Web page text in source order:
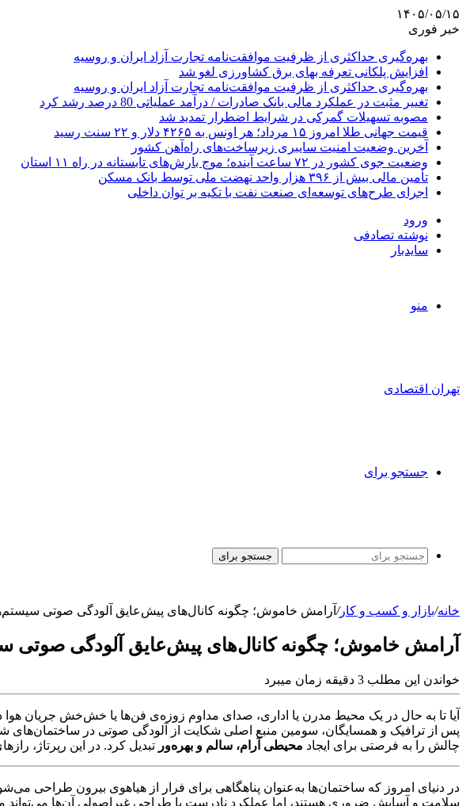
۱۴۰۵/۰۵/۱۵
خبر فوری
بهره‌گیری حداکثری از ظرفیت موافقت‌نامه تجارت آزاد ایران و روسیه
افزایش پلکانی تعرفه بهای برق کشاورزی لغو شد
بهره‌گیری حداکثری از ظرفیت موافقت‌نامه تجارت آزاد ایران و روسیه
تغییر مثبت در عملکرد مالی بانک صادرات / درآمد عملیاتی 80 درصد رشد کرد
مصوبه تسهیلات گمرکی در شرایط اضطرار تمدید شد
قیمت جهانی طلا امروز ۱۵ مرداد؛ هر اونس به ۴۲۶۵ دلار و ۲۲ سنت رسید
آخرین وضعیت امنیت سایبری زیرساخت‌های راه‌آهن کشور
وضعیت جوی کشور در ۷۲ ساعت آینده؛ موج بارش‌های تابستانه در راه ۱۱ استان
تأمین مالی بیش از ۳۹۶ هزار واحد نهضت ملی توسط بانک مسکن
اجرای طرح‌های توسعه‌ای صنعت نفت با تکیه بر توان داخلی
ورود
نوشته تصادفی
سایدبار
منو
تهران اقتصادی
جستجو برای
جستجو برای
خانه/بازار و کسب و کار/ آرامش خاموش؛ چگونه کانال‌های پیش‌عایق آلودگی صوتی
آرامش خاموش؛ چگونه کانال‌های پیش‌عایق آلودگی صوتی
خواندن این مطلب 3 دقیقه زمان میبرد
آیا تا به حال در یک محیط مدرن یا اداری، صدای مداوم زوزه‌ی فن‌ها یا خش‌خش جریان
پس از ترافیک و همسایگان، سومین منبع اصلی شکایت از آلودگی صوتی در
چالش را به فرصتی برای ایجاد محیطی آرام، سالم و بهره‌ور تبدیل کرد. در این رپرتاژ،
در دنیای امروز که ساختمان‌ها به‌عنوان پناهگاهی برای فرار از هیاهوی بیرون طراحی
سلامت و آسایش ضروری هستند، اما عملکرد نادرست یا طراحی غیراصولی آن‌ها می‌تواند